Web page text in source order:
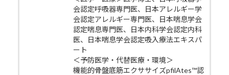
会認定呼吸器専門医、日本アレルギー学
会認定アレルギー専門医、日本喘息学会
認定喘息専門医、日本内科学会認定内科
医、日本喘息学会認定吸入療法エキスパ
ート
＜予防医学・代替医療・環境＞
機能的骨盤底筋エクササイズpfilAtes™認